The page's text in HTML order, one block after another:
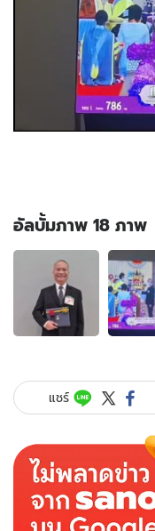
อัลบั้มภาพ 18 ภาพ
อัลบั้ม
ภาพ
ของ
ปลื้ม
สามี
กมก"
ประกาศ
เชิดชู
แชร์